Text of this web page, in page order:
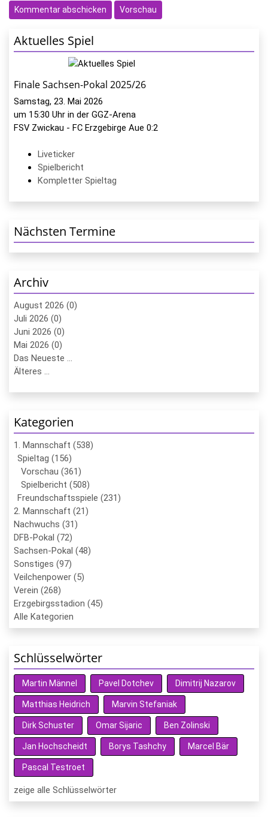
Aktuelles Spiel
Finale Sachsen-Pokal 2025/26
Samstag, 23. Mai 2026
um 15:30 Uhr in der GGZ-Arena
FSV Zwickau - FC Erzgebirge Aue 0:2
Liveticker
Spielbericht
Kompletter Spieltag
Nächsten Termine
Archiv
August 2026 (0)
Juli 2026 (0)
Juni 2026 (0)
Mai 2026 (0)
Das Neueste ...
Älteres ...
Kategorien
1. Mannschaft (538)
Spieltag (156)
Vorschau (361)
Spielbericht (508)
Freundschaftsspiele (231)
2. Mannschaft (21)
Nachwuchs (31)
DFB-Pokal (72)
Sachsen-Pokal (48)
Sonstiges (97)
Veilchenpower (5)
Verein (268)
Erzgebirgsstadion (45)
Alle Kategorien
Schlüsselwörter
Martin Männel Pavel Dotchev Dimitrij Nazarov
Matthias Heidrich Marvin Stefaniak
Dirk Schuster Omar Sijaric Ben Zolinski
Jan Hochscheidt Borys Tashchy Marcel Bär
Pascal Testroet
zeige alle Schlüsselwörter